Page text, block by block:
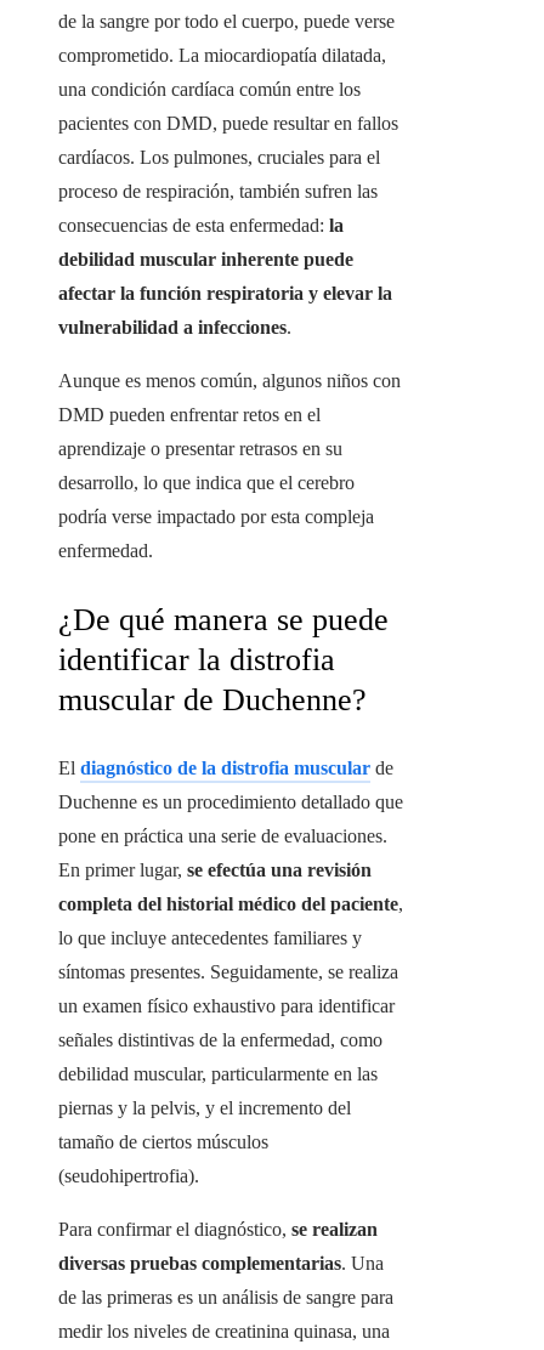
de la sangre por todo el cuerpo, puede verse
comprometido. La miocardiopatía dilatada,
una condición cardíaca común entre los
pacientes con DMD, puede resultar en fallos
cardíacos. Los pulmones, cruciales para el
proceso de respiración, también sufren las
consecuencias de esta enfermedad: la
debilidad muscular inherente puede
afectar la función respiratoria y elevar la
vulnerabilidad a infecciones.
Aunque es menos común, algunos niños con
DMD pueden enfrentar retos en el
aprendizaje o presentar retrasos en su
desarrollo, lo que indica que el cerebro
podría verse impactado por esta compleja
enfermedad.
¿De qué manera se puede
identificar la distrofia
muscular de Duchenne?
El diagnóstico de la distrofia muscular de
Duchenne es un procedimiento detallado que
pone en práctica una serie de evaluaciones.
En primer lugar, se efectúa una revisión
completa del historial médico del paciente,
lo que incluye antecedentes familiares y
síntomas presentes. Seguidamente, se realiza
un examen físico exhaustivo para identificar
señales distintivas de la enfermedad, como
debilidad muscular, particularmente en las
piernas y la pelvis, y el incremento del
tamaño de ciertos músculos
(seudohipertrofia).
Para confirmar el diagnóstico, se realizan
diversas pruebas complementarias. Una
de las primeras es un análisis de sangre para
medir los niveles de creatinina quinasa, una